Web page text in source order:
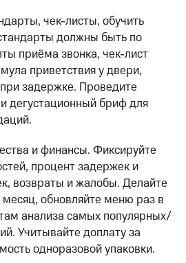
чек-листы, обучить
должны быть по
приёма звонка, чек-лист
приветствия у двери,
задержке. Проведите
дегустационный бриф для
и финансы. Фиксируйте
процент задержек и
возвраты и жалобы. Делайте
обновляйте меню раз в
анализа самых популярных/
Учитывайте доплату за
одноразовой упаковки.